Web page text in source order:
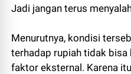
Jadi jangan terus
Menurutnya, kondisi
terhadap rupiah tidak bisa
faktor eksternal. Karena